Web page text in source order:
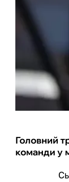
Головний
команди у